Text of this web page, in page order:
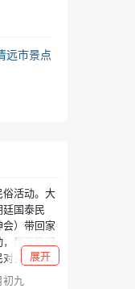
远市景点
活动。大
国泰民
）带回家
属于民间
美好生活
展开
初九